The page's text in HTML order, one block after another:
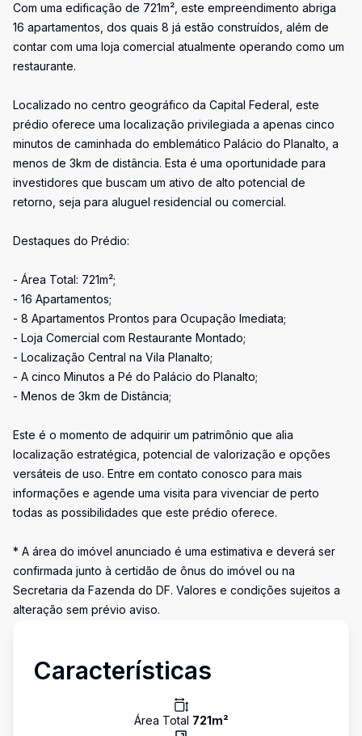
Com uma edificação de 721m², este empreendimento abriga
16 apartamentos, dos quais 8 já estão construídos, além de
contar com uma loja comercial atualmente operando como um
restaurante.
Localizado no centro geográfico da Capital Federal, este
prédio oferece uma localização privilegiada a apenas cinco
minutos de caminhada do emblemático Palácio do Planalto, a
menos de 3km de distância. Esta é uma oportunidade para
investidores que buscam um ativo de alto potencial de
retorno, seja para aluguel residencial ou comercial.
Destaques do Prédio:
- Área Total: 721m²;
- 16 Apartamentos;
- 8 Apartamentos Prontos para Ocupação Imediata;
- Loja Comercial com Restaurante Montado;
- Localização Central na Vila Planalto;
- A cinco Minutos a Pé do Palácio do Planalto;
- Menos de 3km de Distância;
Este é o momento de adquirir um patrimônio que alia
localização estratégica, potencial de valorização e opções
versáteis de uso. Entre em contato conosco para mais
informações e agende uma visita para vivenciar de perto
todas as possibilidades que este prédio oferece.
* A área do imóvel anunciado é uma estimativa e deverá ser
confirmada junto à certidão de ônus do imóvel ou na
Secretaria da Fazenda do DF. Valores e condições sujeitos a
alteração sem prévio aviso.
Características
Área Total 721m²